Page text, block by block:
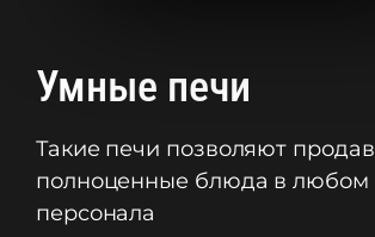
Умные печи
Такие печи позволяют
полноценные блюда в любом
персонала